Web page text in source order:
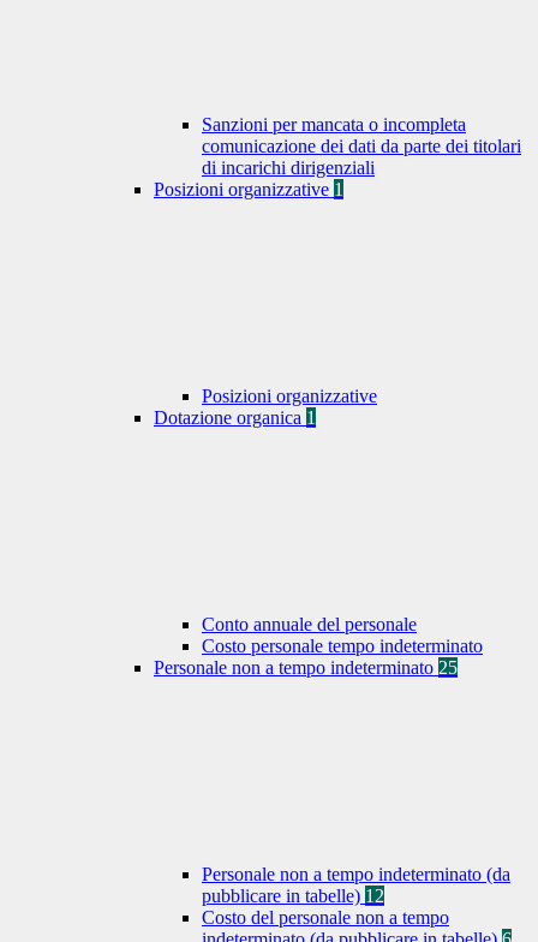
Sanzioni per mancata o incompleta
comunicazione dei dati da parte dei titolari
di incarichi dirigenziali
Posizioni organizzative 1
Posizioni organizzative
Dotazione organica 1
Conto annuale del personale
Costo personale tempo indeterminato
Personale non a tempo indeterminato 25
Personale non a tempo indeterminato (da
pubblicare in tabelle) 12
Costo del personale non a tempo